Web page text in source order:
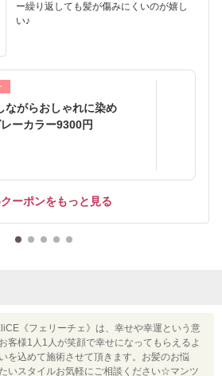
ー繰り返しても髪が傷みにくいのが嬉し
い♪
ながらおしゃれに染め
ーカラー9300円
ーポンをもっと見る
《フェリーチェ》は、幸せや幸運という意
客様1人1人が笑顔で幸せになってもらえるよ
を込めて施術させて頂きます。お髪のお悩
いスタイルお気軽にご相談ください☆マンツ